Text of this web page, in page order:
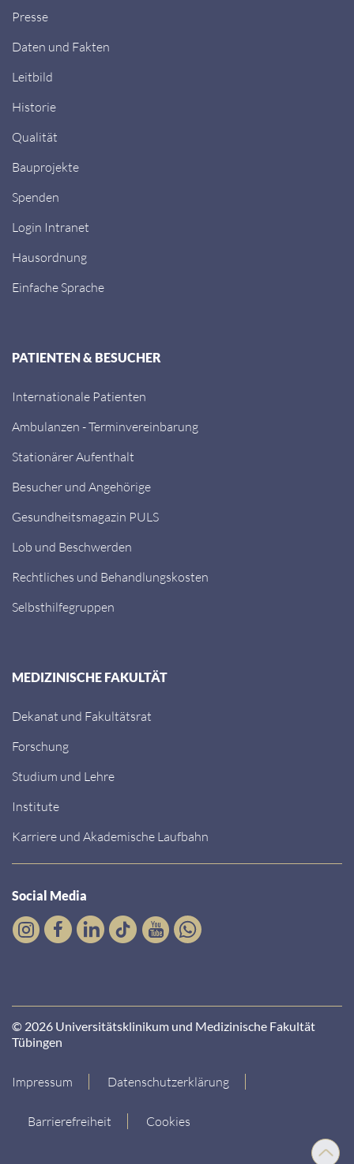
Nach
Presse
Daten und Fakten
Leitbild
Historie
Qualität
Bauprojekte
Spenden
Login Intranet
Hausordnung
Einfache Sprache
PATIENTEN & BESUCHER
Internationale Patienten
Ambulanzen - Terminvereinbarung
Stationärer Aufenthalt
Besucher und Angehörige
Gesundheitsmagazin PULS
Lob und Beschwerden
Rechtliches und Behandlungskosten
Selbsthilfegruppen
MEDIZINISCHE FAKULTÄT
Dekanat und Fakultätsrat
Forschung
Studium und Lehre
Institute
Karriere und Akademische Laufbahn
Social Media
© 2026 Universitätsklinikum und Medizinische Fakultät
Tübingen
Impressum Datenschutzerklärung
Barrierefreiheit Cookies